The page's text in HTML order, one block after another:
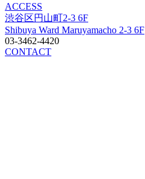
ACCESS
渋谷区円山町2-3 6F
Shibuya Ward Maruyamacho 2-3 6F
03-3462-4420
CONTACT